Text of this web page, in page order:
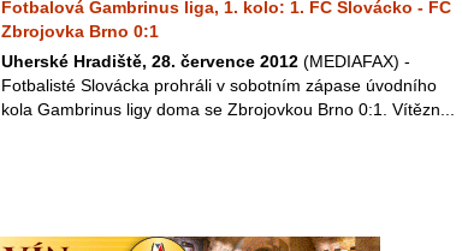
Fotbalová Gambrinus liga, 1. kolo: 1. FC Slovácko - FC
Zbrojovka Brno 0:1
Uherské Hradiště, 28. července 2012 (MEDIAFAX) -
Fotbalisté Slovácka prohráli v sobotním zápase úvodního
kola Gambrinus ligy doma se Zbrojovkou Brno 0:1. Vítězn...